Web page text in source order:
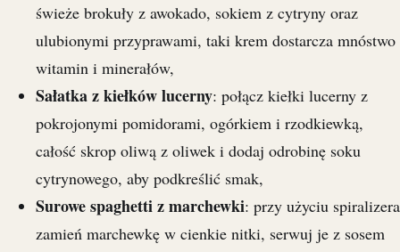
świeże brokuły z awokado, sokiem z cytryny oraz
ulubionymi przyprawami, taki krem dostarcza mnóstwo
witamin i minerałów,
Sałatka z kiełków lucerny: połącz kiełki lucerny z
pokrojonymi pomidorami, ogórkiem i rzodkiewką,
całość skrop oliwą z oliwek i dodaj odrobinę soku
cytrynowego, aby podkreślić smak,
Surowe spaghetti z marchewki: przy użyciu spiralizera
zamień marchewkę w cienkie nitki, serwuj je z sosem